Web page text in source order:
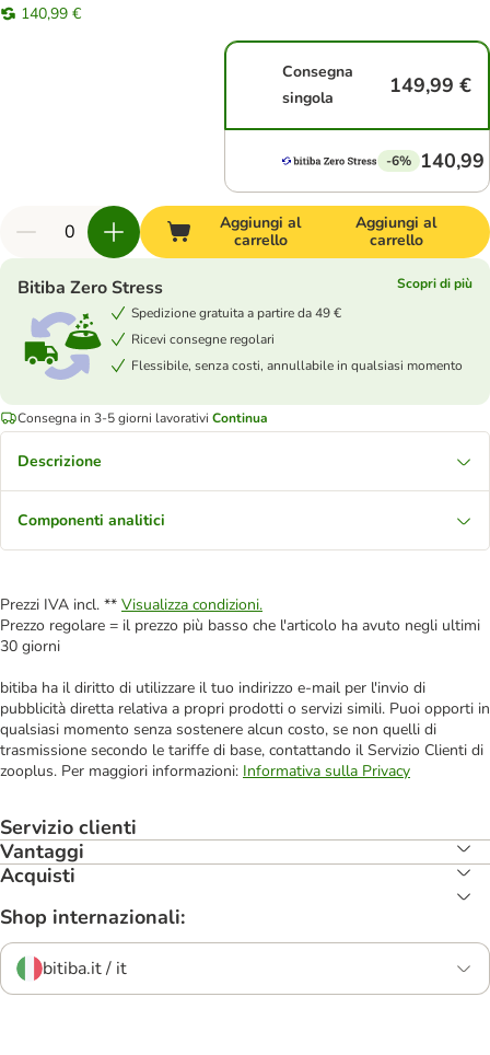
140,99 €
Consegna
singola
149,99 €
-6% 140,99
Aggiungi al
carrello
Aggiungi al
carrello
Bitiba Zero Stress
Scopri di più
Spedizione gratuita a partire da 49 €
Ricevi consegne regolari
Flessibile, senza costi, annullabile in qualsiasi momento
Consegna in 3-5 giorni lavorativi Continua
Descrizione
Componenti analitici
Prezzi IVA incl. ** Visualizza condizioni.
Prezzo regolare = il prezzo più basso che l'articolo ha avuto negli ultimi
30 giorni
bitiba ha il diritto di utilizzare il tuo indirizzo e-mail per l'invio di
pubblicità diretta relativa a propri prodotti o servizi simili. Puoi opporti in
qualsiasi momento senza sostenere alcun costo, se non quelli di
trasmissione secondo le tariffe di base, contattando il Servizio Clienti di
zooplus. Per maggiori informazioni: Informativa sulla Privacy
Servizio clienti
Vantaggi
Acquisti
Shop internazionali:
bitiba.it / it